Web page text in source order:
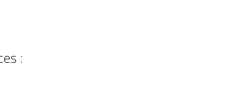
: